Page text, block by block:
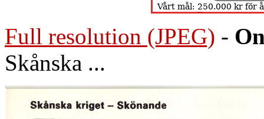
Full resolution (JPEG) -
Skånska ...